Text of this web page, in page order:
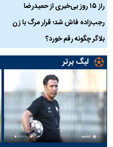
راز ۱۵ روز بی‌خبری از حمیدرضا
رجب‌زاده فاش شد؛ قرار مرگ با زن
بلاگر چگونه رقم خورد؟
لیگ برتر